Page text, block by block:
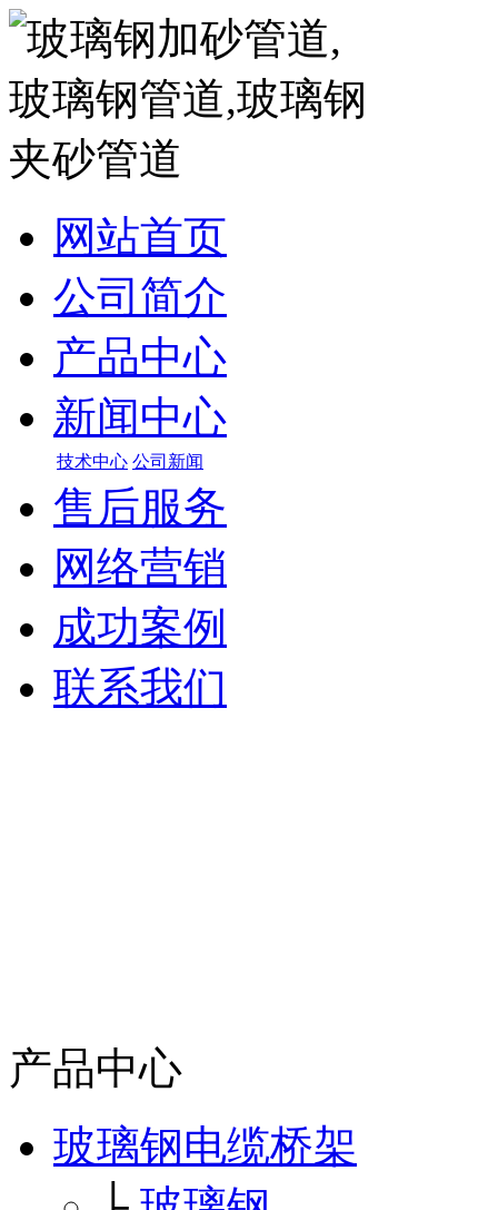
网站首页
公司简介
产品中心
新闻中心
技术中心 公司新闻
售后服务
网络营销
成功案例
联系我们
产品中心
玻璃钢电缆桥架